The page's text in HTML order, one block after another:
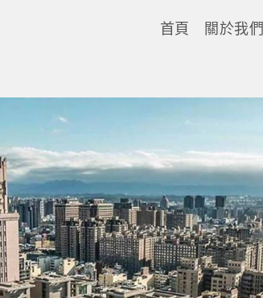
首頁 關於我們